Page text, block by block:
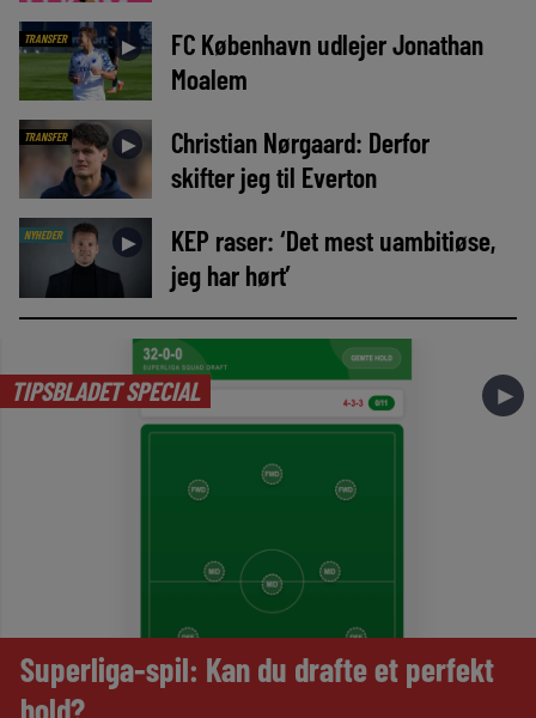
TRANSFER ►
FC København udlejer Jonathan
Moalem
TRANSFER ►
Christian Nørgaard: Derfor
skifter jeg til Everton
NYHEDER ►
KEP raser: ‘Det mest uambitiøse,
jeg har hørt’
TIPSBLADET SPECIAL ►
Superliga-spil: Kan du drafte et perfekt
hold?